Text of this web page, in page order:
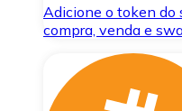
Adicione o token do
compra, venda e